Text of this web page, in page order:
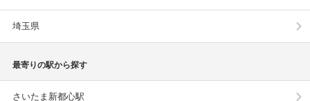
埼玉県
最寄りの駅から探す
さいたま新都心駅